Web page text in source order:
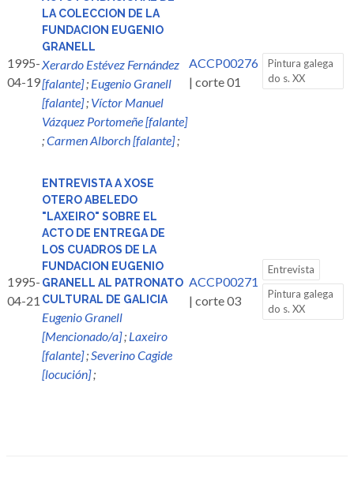
1995-
04-19
LA COLECCION DE LA
FUNDACION EUGENIO
GRANELL
Xerardo Estévez Fernández
[falante]; Eugenio Granell
[falante]; Víctor Manuel
Vázquez Portomeñe [falante]
;Carmen Alborch [falante];
ACCP00276
| corte 01
Pintura galega
do s. XX
1995-
04-21
ENTREVISTA A XOSE
OTERO ABELEDO
"LAXEIRO" SOBRE EL
ACTO DE ENTREGA DE
LOS CUADROS DE LA
FUNDACION EUGENIO
GRANELL AL PATRONATO
CULTURAL DE GALICIA
Eugenio Granell
[Mencionado/a]; Laxeiro
[falante];Severino Cagide
[locución];
ACCP00271
| corte 03
Entrevista
Pintura galega
do s. XX